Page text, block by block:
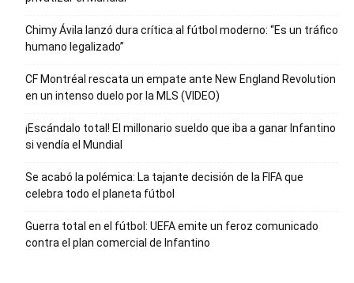
Chimy Ávila lanzó dura crítica al fútbol moderno: “Es un tráfico
humano legalizado”
CF Montréal rescata un empate ante New England Revolution
en un intenso duelo por la MLS (VIDEO)
¡Escándalo total! El millonario sueldo que iba a ganar Infantino
si vendía el Mundial
Se acabó la polémica: La tajante decisión de la FIFA que
celebra todo el planeta fútbol
Guerra total en el fútbol: UEFA emite un feroz comunicado
contra el plan comercial de Infantino